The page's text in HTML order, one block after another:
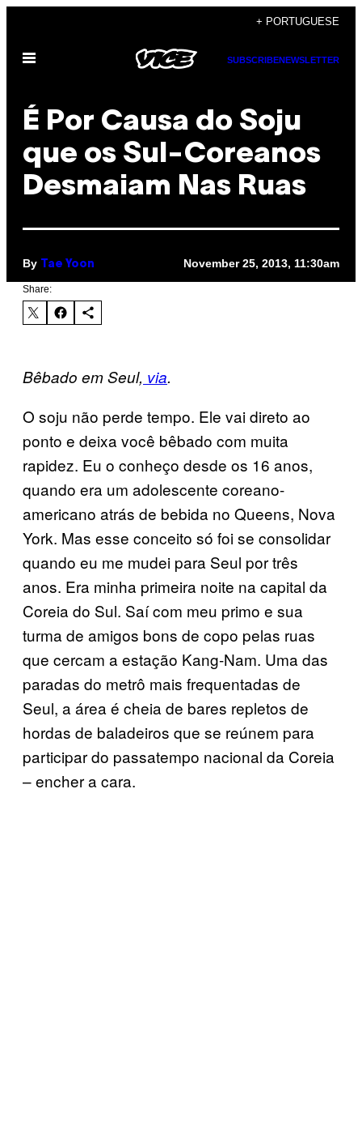
content
+ PORTUGUESE
Open
SUBSCRIBENEWSLETTER
É Por Causa do Soju
que os Sul-Coreanos
Desmaiam Nas Ruas
By Tae Yoon November 25, 2013, 11:30am
Share:
Bêbado em Seul, via.
O soju não perde tempo. Ele vai direto ao
ponto e deixa você bêbado com muita
rapidez. Eu o conheço desde os 16 anos,
quando era um adolescente coreano-
americano atrás de bebida no Queens, Nova
York. Mas esse conceito só foi se consolidar
quando eu me mudei para Seul por três
anos. Era minha primeira noite na capital da
Coreia do Sul. Saí com meu primo e sua
turma de amigos bons de copo pelas ruas
que cercam a estação Kang-Nam. Uma das
paradas do metrô mais frequentadas de
Seul, a área é cheia de bares repletos de
hordas de baladeiros que se reúnem para
participar do passatempo nacional da Coreia
– encher a cara.